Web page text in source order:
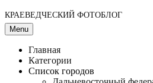
КРАЕВЕДЧЕСКИЙ ФОТОБЛОГ
Menu
Главная
Категории
Список городов